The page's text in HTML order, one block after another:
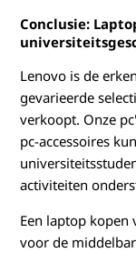
Conclusie:
Lenovo is de
gevarieerde
verkoopt. Onze
pc-accessoires
activiteiten
Een laptop kopen
voor de